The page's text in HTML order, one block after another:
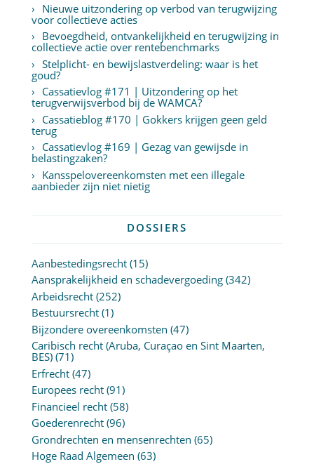
Nieuwe uitzondering op verbod van terugwijzing
voor collectieve acties
Bevoegdheid, ontvankelijkheid en terugwijzing in
collectieve actie over rentebenchmarks
Stelplicht- en bewijslastverdeling: waar is het
goud?
Cassatievlog #171 | Uitzondering op het
terugverwijsverbod bij de WAMCA?
Cassatieblog #170 | Gokkers krijgen geen geld
terug
Cassatievlog #169 | Gezag van gewijsde in
belastingzaken?
Kansspelovereenkomsten met een illegale
aanbieder zijn niet nietig
DOSSIERS
Aanbestedingsrecht(15)
Aansprakelijkheid en schadevergoeding(342)
Arbeidsrecht(252)
Bestuursrecht(1)
Bijzondere overeenkomsten (47)
Caribisch recht (Aruba, Curaçao en Sint Maarten,
BES)(71)
Erfrecht(47)
Europees recht(91)
Financieel recht(58)
Goederenrecht(96)
Grondrechten en mensenrechten (65)
Hoge Raad Algemeen (63)